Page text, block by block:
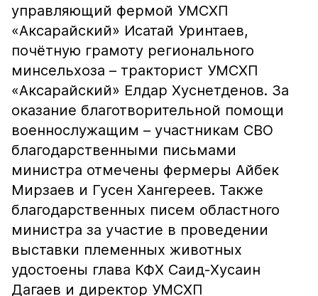
управляющий фермой УМСХП
«Аксарайский» Исатай Уринтаев,
почётную грамоту регионального
минсельхоза – тракторист УМСХП
«Аксарайский» Елдар Хуснетденов. За
оказание благотворительной помощи
военнослужащим – участникам СВО
благодарственными письмами
министра отмечены фермеры Айбек
Мирзаев и Гусен Хангереев. Также
благодарственных писем областного
министра за участие в проведении
выставки племенных животных
удостоены глава КФХ Саид-Хусаин
Дагаев и директор УМСХП